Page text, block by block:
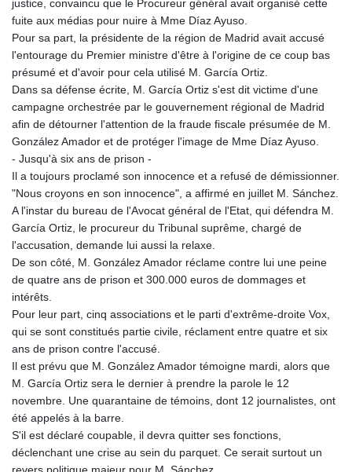
justice, convaincu que le Procureur général avait organisé cette
fuite aux médias pour nuire à Mme Díaz Ayuso.
Pour sa part, la présidente de la région de Madrid avait accusé
l'entourage du Premier ministre d'être à l'origine de ce coup bas
présumé et d'avoir pour cela utilisé M. García Ortiz.
Dans sa défense écrite, M. García Ortiz s'est dit victime d'une
campagne orchestrée par le gouvernement régional de Madrid
afin de détourner l'attention de la fraude fiscale présumée de M.
González Amador et de protéger l'image de Mme Díaz Ayuso.
- Jusqu'à six ans de prison -
Il a toujours proclamé son innocence et a refusé de démissionner.
"Nous croyons en son innocence", a affirmé en juillet M. Sánchez.
A l'instar du bureau de l'Avocat général de l'Etat, qui défendra M.
García Ortiz, le procureur du Tribunal suprême, chargé de
l'accusation, demande lui aussi la relaxe.
De son côté, M. González Amador réclame contre lui une peine
de quatre ans de prison et 300.000 euros de dommages et
intérêts.
Pour leur part, cinq associations et le parti d'extrême-droite Vox,
qui se sont constitués partie civile, réclament entre quatre et six
ans de prison contre l'accusé.
Il est prévu que M. González Amador témoigne mardi, alors que
M. García Ortiz sera le dernier à prendre la parole le 12
novembre. Une quarantaine de témoins, dont 12 journalistes, ont
été appelés à la barre.
S'il est déclaré coupable, il devra quitter ses fonctions,
déclenchant une crise au sein du parquet. Ce serait surtout un